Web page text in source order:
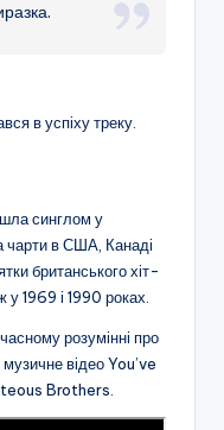
в успіху треку.
синглом у
чарти в США, Канаді
британського хіт-
у 1969 і 1990 роках.
розумінні про
відео You’ve
Brothers.